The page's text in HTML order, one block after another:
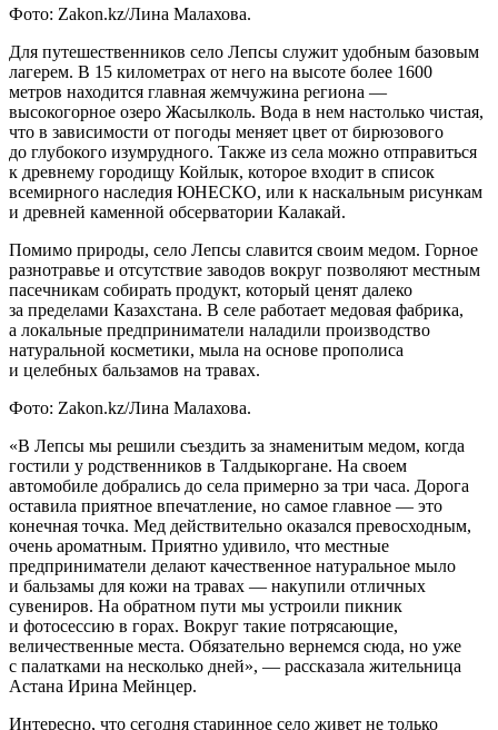
Фото: Zakon.kz/Лина Малахова.
Для путешественников село Лепсы служит удобным базовым
лагерем. В 15 километрах от него на высоте более 1600
метров находится главная жемчужина региона —
высокогорное озеро Жасылколь. Вода в нем настолько чистая,
что в зависимости от погоды меняет цвет от бирюзового
до глубокого изумрудного. Также из села можно отправиться
к древнему городищу Койлык, которое входит в список
всемирного наследия ЮНЕСКО, или к наскальным рисункам
и древней каменной обсерватории Калакай.
Помимо природы, село Лепсы славится своим медом. Горное
разнотравье и отсутствие заводов вокруг позволяют местным
пасечникам собирать продукт, который ценят далеко
за пределами Казахстана. В селе работает медовая фабрика,
а локальные предприниматели наладили производство
натуральной косметики, мыла на основе прополиса
и целебных бальзамов на травах.
Фото: Zakon.kz/Лина Малахова.
«В Лепсы мы решили съездить за знаменитым медом, когда
гостили у родственников в Талдыкоргане. На своем
автомобиле добрались до села примерно за три часа. Дорога
оставила приятное впечатление, но самое главное — это
конечная точка. Мед действительно оказался превосходным,
очень ароматным. Приятно удивило, что местные
предприниматели делают качественное натуральное мыло
и бальзамы для кожи на травах — накупили отличных
сувениров. На обратном пути мы устроили пикник
и фотосессию в горах. Вокруг такие потрясающие,
величественные места. Обязательно вернемся сюда, но уже
с палатками на несколько дней», — рассказала жительница
Астана Ирина Мейнцер.
Интересно, что сегодня старинное село живет не только